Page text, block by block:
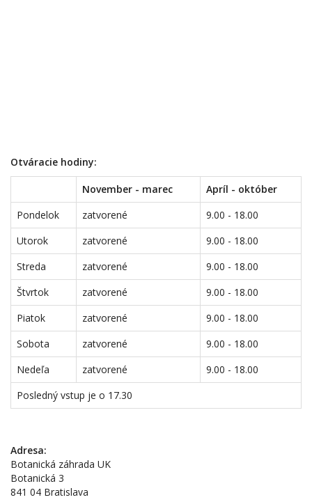
Otváracie hodiny:
November - marec
Apríl - október
Pondelok
zatvorené
9.00 - 18.00
Utorok
zatvorené
9.00 - 18.00
Streda
zatvorené
9.00 - 18.00
Štvrtok
zatvorené
9.00 - 18.00
Piatok
zatvorené
9.00 - 18.00
Sobota
zatvorené
9.00 - 18.00
Nedeľa
zatvorené
9.00 - 18.00
Posledný vstup je o 17.30
Adresa:
Botanická záhrada UK
Botanická 3
841 04 Bratislava